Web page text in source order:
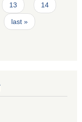
13 14
last »